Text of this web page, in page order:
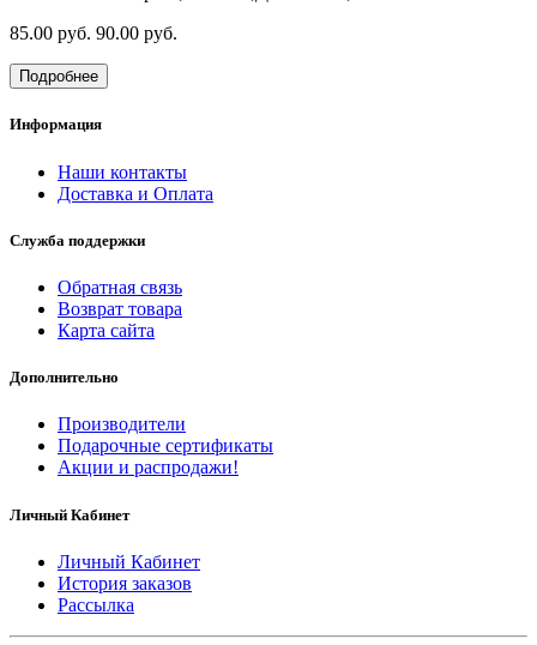
85.00 руб. 90.00 руб.
Подробнее
Информация
Наши контакты
Доставка и Оплата
Служба поддержки
Обратная связь
Возврат товара
Карта сайта
Дополнительно
Производители
Подарочные сертификаты
Акции и распродажи!
Личный Кабинет
Личный Кабинет
История заказов
Рассылка